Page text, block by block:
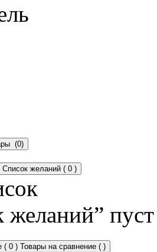
(0)
Список желаний ( 0 )
желаний” пуст
( 0 ) Товары на сравнение ( )